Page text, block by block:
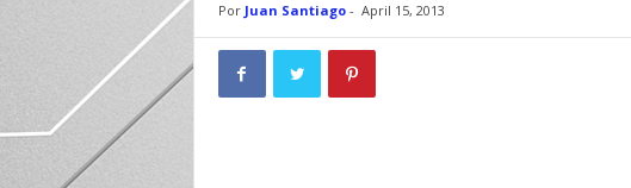
Por Juan Santiago- April 15, 2013